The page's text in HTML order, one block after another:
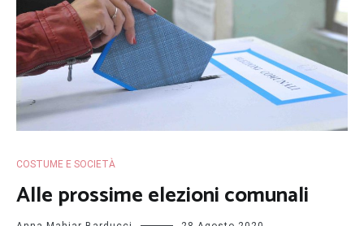
COSTUME E SOCIETÀ
Alle prossime elezioni comunali